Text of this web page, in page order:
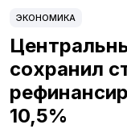
ЭКОНОМИКА
сохранил
10,5%